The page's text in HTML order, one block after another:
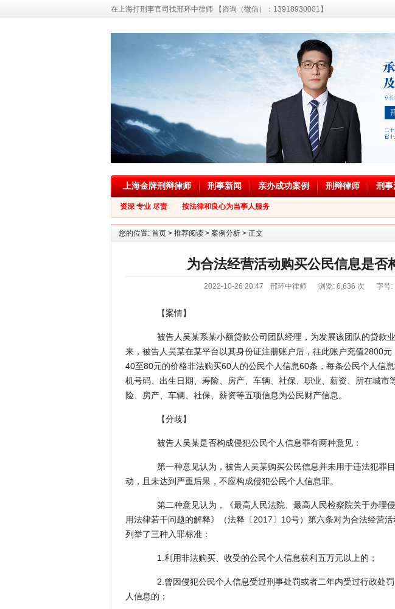
在上海打刑事官司找邢环中律师 【咨询（微信）：13918930001】
上海金牌刑辩律师 刑事新闻 亲办成功案例 刑辩律师 刑事
资深 专业 尽责 按法律和良心为当事人服务
您的位置: 首页 > 推荐阅读 > 案例分析 > 正文
为合法经营活动购买公民信息是否
2022-10-26 20:47 邢环中律师 浏览: 6,636 次 字号:
【案情】
被告人吴某系某小额贷款公司团队经理，为发展该团队的贷款
来，被告人吴某在某平台以其身份证注册账户后，往此账户充值2800
40至80元的价格非法购买60人的公民个人信息60条，每条公民个人信
机号码、出生日期、寿险、房产、车辆、社保、职业、薪资、所在城市
险、房产、车辆、社保、薪资等五项信息为公民财产信息。
【分歧】
被告人吴某是否构成侵犯公民个人信息罪有两种意见：
第一种意见认为，被告人吴某购买公民信息并未用于违法犯罪
动，且未达到严重后果，不应构成侵犯公民个人信息罪。
第二种意见认为，《最高人民法院、最高人民检察院关于办理
用法律若干问题的解释》（法释〔2017〕10号）第六条对为合法经营
列举了三种入罪标准：
1.利用非法购买、收受的公民个人信息获利五万元以上的；
2.曾因侵犯公民个人信息受过刑事处罚或者二年内受过行政处罚
人信息的；